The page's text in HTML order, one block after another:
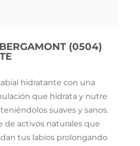
(0504)
hidratante con una
que hidrata y nutre
suaves y sanos.
de activos naturales que
tus labios prolongando